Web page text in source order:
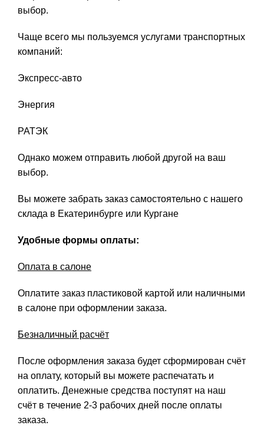
выбор.
Чаще всего мы пользуемся услугами транспортных
компаний:
Экспресс-авто
Энергия
РАТЭК
Однако можем отправить любой другой на ваш
выбор.
Вы можете забрать заказ самостоятельно с нашего
склада в Екатеринбурге или Кургане
Удобные формы оплаты:
Оплата в салоне
Оплатите заказ пластиковой картой или наличными
в салоне при оформлении заказа.
Безналичный расчёт
После оформления заказа будет сформирован счёт
на оплату, который вы можете распечатать и
оплатить. Денежные средства поступят на наш
счёт в течение 2-3 рабочих дней после оплаты
заказа.